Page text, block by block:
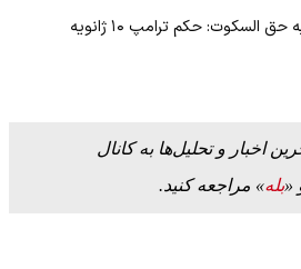
قاضی پرونده معروف به حق السکوت: حکم ترامپ ۱۰ ژانویه
اخبار و تحلیل‌ها به کانال
«بله» مراجعه کنید.